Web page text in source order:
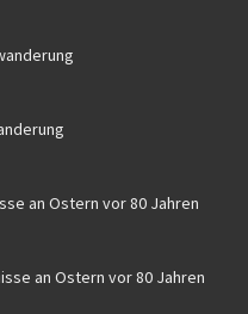
an Ostern vor 80 Jahren
an Ostern vor 80 Jahren